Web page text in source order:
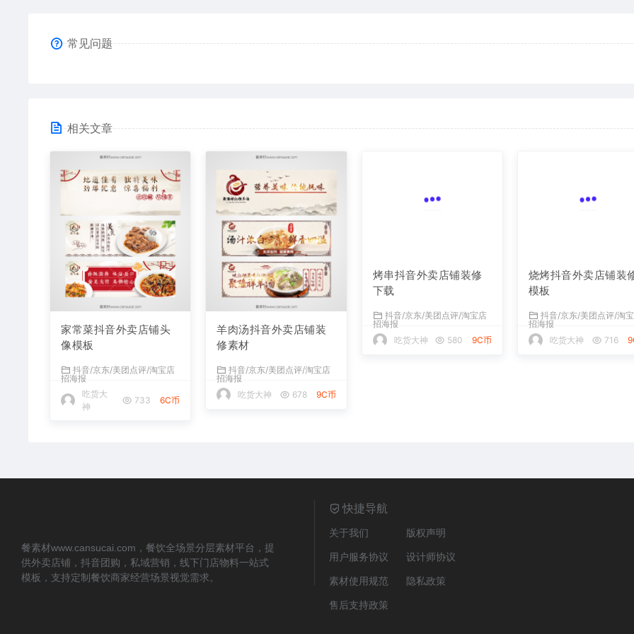
常见问题
相关文章
家常菜抖音外卖店铺头
像模板
抖音/京东/美团点评/淘宝店
招海报
吃货大
神
733 6C币
羊肉汤抖音外卖店铺装
修素材
抖音/京东/美团点评/淘宝店
招海报
吃货大神
678 9C币
烤串抖音外卖店铺装修
下载
抖音/京东/美团点评/淘宝店
招海报
吃货大神
580 9C币
烧烤抖音外卖店铺装
模板
抖音/京东/美团点评/淘
招海报
吃货大神
716
餐素材www.cansucai.com，餐饮全场景分层素材平台，提
供外卖店铺，抖音团购，私域营销，线下门店物料一站式
模板，支持定制餐饮商家经营场景视觉需求。
快捷导航
关于我们
版权声明
用户服务协议
设计师协议
素材使用规范
隐私政策
售后支持政策